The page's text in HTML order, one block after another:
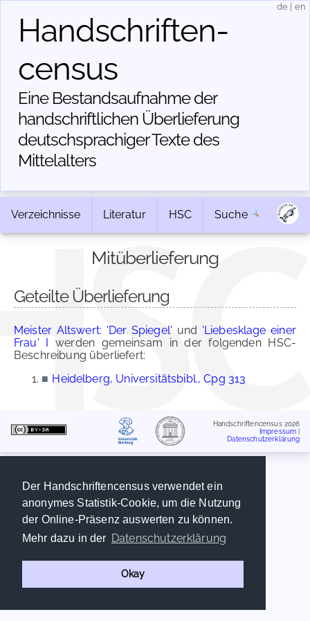
Der Handschriftencensus verwendet ein
anonymes Statistik-Cookie, um die Nutzung
der Online-Präsenz auswerten zu können.
Mehr dazu in der Datenschutzerklärung
Okay
Handschriften­
census
Eine Bestandsaufnahme der
handschriftlichen Über­lieferung
deutschsprachiger Texte des
Mittelalters
de en
Verzeichnisse Literatur HSC Suche
Mitüberlieferung
Geteilte Überlieferung
Meister Altswert: 'Der Spiegel' und 'Liebesklage einer
Frau' I werden gemeinsam in der folgenden HSC-
Beschreibung überliefert:
■ Heidelberg, Universitätsbibl., Cpg 313
Handschriftencensus 2026
Impressum
Datenschutzerklärung